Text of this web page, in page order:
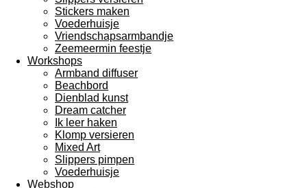
Stickers maken
Voederhuisje
Vriendschapsarmbandje
Zeemeermin feestje
Workshops
Armband diffuser
Beachbord
Dienblad kunst
Dream catcher
Ik leer haken
Klomp versieren
Mixed Art
Slippers pimpen
Voederhuisje
Webshop